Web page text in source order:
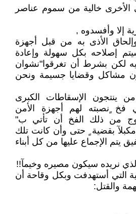
الأخرى خالية من سموم عناصر
إلا وأفسدوه ,
الأذى به من قبل أجهزة
سيتم إصلاحه بكل سهولة وإعادة
لكن بشرط أن تغرقوا"نشوان
مشاكل وقضايا جسيمة ونحن
ينتجون الإسقاطات الكبرى
فخ ٍنصبته لهم أجهزة الأمن
من ذلك الفخ أن تأتي ب"
بقضية ٍ حتى وأن كانت تلك
يتم الإجماع عليها من كل أبناء
نريده سيكون مصيره وخيمآ!!
التي أستهدفت وبكل وقاحة أن
والقتل: